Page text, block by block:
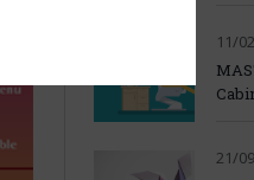
11/
21/